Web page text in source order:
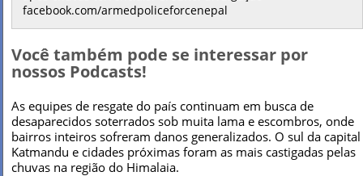
facebook.com/armedpoliceforcenepal
Você também pode se interessar por
nossos Podcasts!
As equipes de resgate do país continuam em busca de
desaparecidos soterrados sob muita lama e escombros, onde
bairros inteiros sofreram danos generalizados. O sul da capital
Katmandu e cidades próximas foram as mais castigadas pelas
chuvas na região do Himalaia.